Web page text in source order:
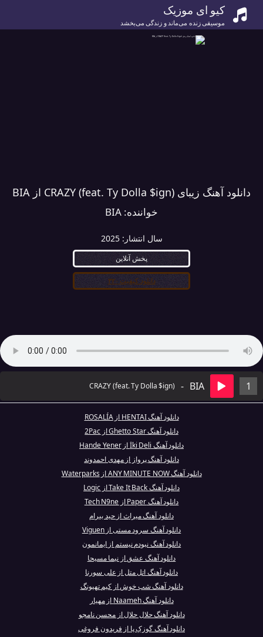
کیو ای موزیک
موسیقی زنده می‌ماند و زندگی می‌بخشد
دانلود آهنگ زیبای CRAZY (feat. Ty Dolla $ign) از BIA
خواننده: BIA
سال انتشار:2025
پخش آنلاین
دانلود کیفیت ۳۲۰
1
BIA
-
CRAZY (feat. Ty Dolla $ign)
دانلود آهنگ HENTAI از ROSALÍA
دانلود آهنگ Ghetto Star از 2Pac
دانلود آهنگ İki Deli از Hande Yener
دانلود آهنگ پرواز از مهدی احمدوند
دانلود آهنگ ANY MINUTE NOW از Waterparks
دانلود آهنگ Take It Back از Logic
دانلود آهنگ Paper از Tech N9ne
دانلود آهنگ میراث از حید بیرام
دانلود آهنگ سرود مستی از Viguen
دانلود آهنگ نبودم نیستم از ایمانمون
دانلود آهنگ عشق از نیما مسیحا
دانلود آهنگ اتل متل از علی سورنا
دانلود آهنگ شب خوش از کیم تهیونگ
دانلود آهنگ Naameh از مهیار
دانلود آهنگ حلال حلال از محسن نامجو
دانلود آهنگ گوزکِ پا از فریدون فروغی